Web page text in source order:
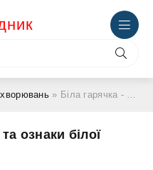
» Біла гарячка - причини та ознаки білої гарячки
ознаки білої